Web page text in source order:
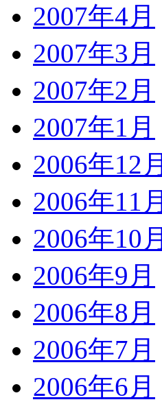
2007年4月
2007年3月
2007年2月
2007年1月
2006年12月
2006年11月
2006年10月
2006年9月
2006年8月
2006年7月
2006年6月